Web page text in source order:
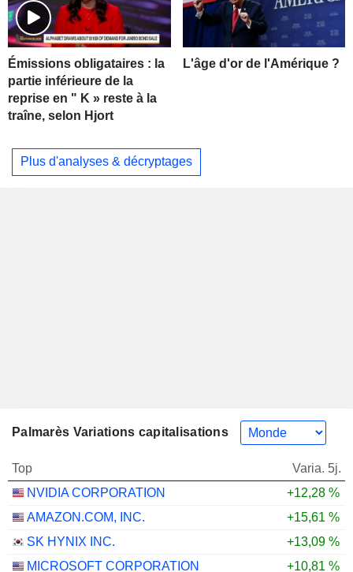
Émissions obligataires : la
partie inférieure de la
reprise en " K » reste à la
traîne, selon Hjort
L'âge d'or de l'Amérique ?
Plus d'analyses & décryptages
Palmarès Variations capitalisations
Top
Varia. 5j.
NVIDIA CORPORATION
+12,28 %
AMAZON.COM, INC.
+15,61 %
SK HYNIX INC.
+13,09 %
MICROSOFT CORPORATION
+10,81 %